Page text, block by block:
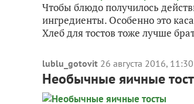
Чтобы блюдо получилось
ингредиенты. Особенно это
Хлеб для тостов тоже лучше
lublu_gotovit 26 августа 2016, 11:30
Необычные яичные